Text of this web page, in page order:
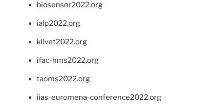
biosensor2022.org
ialp2022.org
klivet2022.org
ifac-hms2022.org
taoms2022.org
iias-euromena-conference2022.org